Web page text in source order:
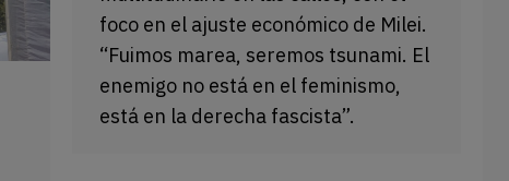
foco en el ajuste económico de Milei.
“Fuimos marea, seremos tsunami. El
enemigo no está en el feminismo,
está en la derecha fascista”.